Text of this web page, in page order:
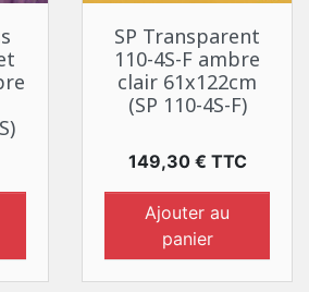
SP Transparent
110-4S-F ambre
clair 61x122cm
(SP 110-4S-F)
Prix
149,30 € TTC
Ajouter au
panier